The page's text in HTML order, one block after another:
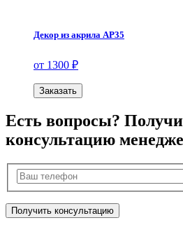
Декор из акрила АР35
от 1300 ₽
Заказать
Есть вопросы?
консультацию